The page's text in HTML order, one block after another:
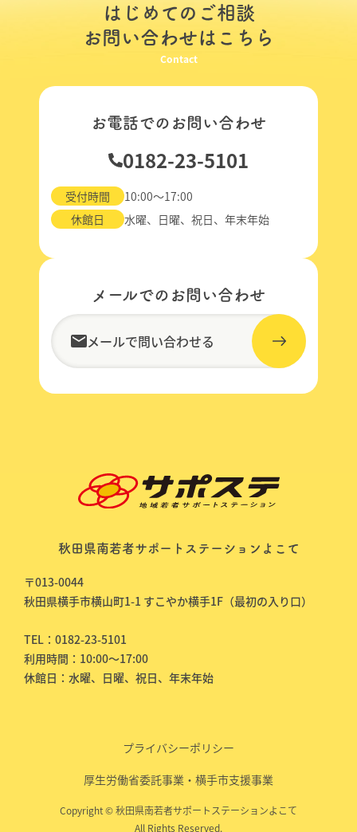
はじめてのご相談
お問い合わせはこちら
Contact
お電話でのお問い合わせ
0182-23-5101
受付時間
10:00～17:00
休館日
水曜、日曜、祝日、年末年始
メールでのお問い合わせ
メールで問い合わせる
秋田県南若者サポートステーションよこて
〒013-0044
秋田県横手市横山町1-1 すこやか横手1F（最初の入り口）
TEL：0182-23-5101
利用時間：10:00～17:00
休館日：水曜、日曜、祝日、年末年始
プライバシーポリシー
厚生労働省委託事業・横手市支援事業
Copyright © 秋田県南若者サポートステーションよこて
All Rights Reserved.